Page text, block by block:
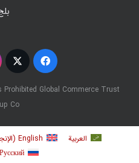
Prohibited Global Commerce Trust
Co
العربية English
(
Русский